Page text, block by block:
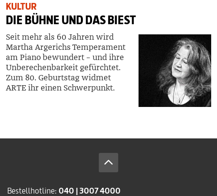
KULTUR
DIE BÜHNE UND DAS BIEST
Seit mehr als 60 Jahren wird
Martha Argerichs Temperament
am Piano bewundert – und ihre
Unberechenbarkeit gefürchtet.
Zum 80. Geburtstag widmet
ARTE ihr einen Schwerpunkt.
Bestellhotline: 040 | 3007 4000